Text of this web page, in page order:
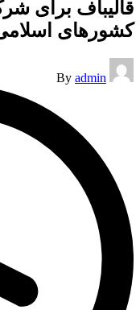
قالیباف برای
کشورهای
Posted
by
By admin